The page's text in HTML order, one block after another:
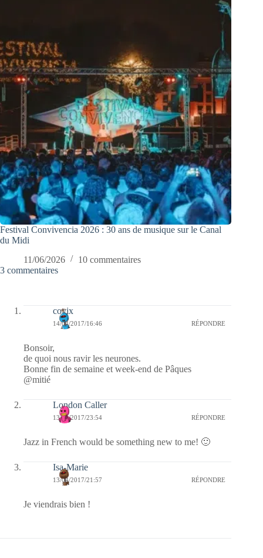
Festival Convivencia 2026 : 30 ans de musique sur le Canal
du Midi
11/06/2026
10 commentaires
3 commentaires
covix
14/04/2017/16:46 RÉPONDRE
Bonsoir,
de quoi nous ravir les neurones.
Bonne fin de semaine et week-end de Pâques
@mitié
London Caller
13/04/2017/23:54 RÉPONDRE
Jazz in French would be something new to me! 🙂
Isa-Marie
13/04/2017/21:57 RÉPONDRE
Je viendrais bien !